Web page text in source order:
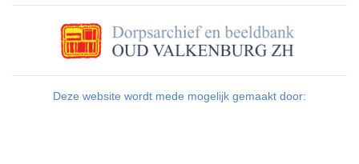
Deze website wordt mede mogelijk gemaakt door: